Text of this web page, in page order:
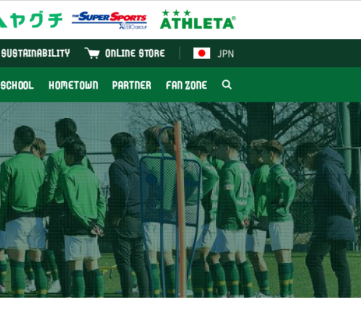
JPN
ONLINE STORE
SUSTAINABILITY
SCHOOL HOMETOWN PARTNER FAN ZONE